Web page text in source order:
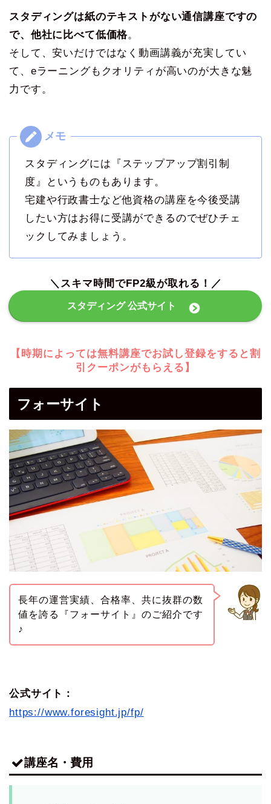
スタディングは紙のテキストがない通信講座ですの
で、他社に比べて低価格。
そして、安いだけではなく動画講義が充実してい
て、eラーニングもクオリティが高いのが大きな魅
力です。
スタディングには『ステップアップ割引制
度』というものもあります。
宅建や行政書士など他資格の講座を今後受講
したい方はお得に受講ができるのでぜひチェ
ックしてみましょう。
＼スキマ時間でFP2級が取れる！／
スタディング 公式サイト
【時期によっては無料講座でお試し登録をすると割
引クーポンがもらえる】
フォーサイト
長年の運営実績、合格率、共に抜群の数
値を誇る『フォーサイト』のご紹介です
♪
公式サイト：
https://www.foresight.jp/fp/
講座名・費用